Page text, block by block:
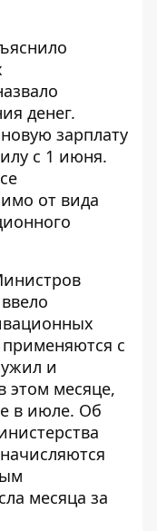
денег.
новую зарплату
с 1 июня.
от вида
ввело
с
и
этом месяце,
в июле. Об
месяца за